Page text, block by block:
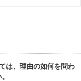
は、理由の如何を問わ